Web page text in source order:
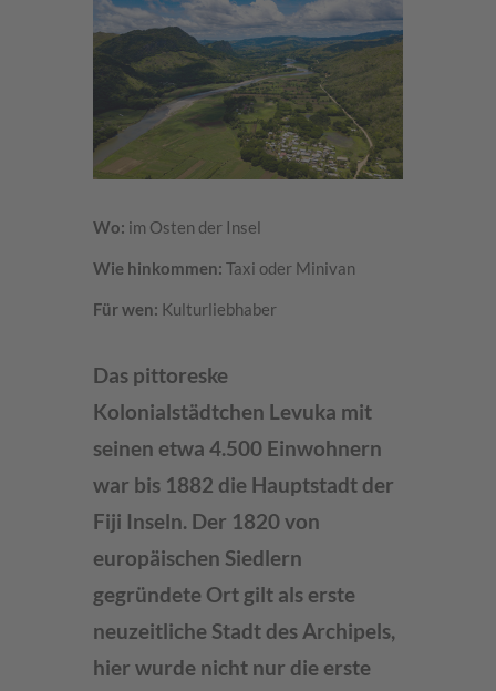
Wo: im Osten der Insel
Wie hinkommen: Taxi oder Minivan
Für wen: Kulturliebhaber
Das pittoreske
Kolonialstädtchen Levuka mit
seinen etwa 4.500 Einwohnern
war bis 1882 die Hauptstadt der
Fiji Inseln. Der 1820 von
europäischen Siedlern
gegründete Ort gilt als erste
neuzeitliche Stadt des Archipels,
hier wurde nicht nur die erste